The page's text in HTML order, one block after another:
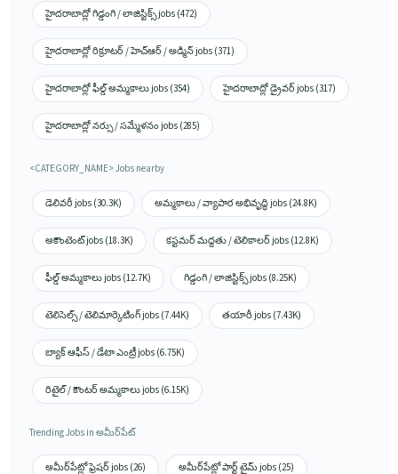
హైదరాబాద్లో గిడ్డంగి / లాజిస్టిక్స్ jobs (472)
హైదరాబాద్లో రిక్రూటర్ / హెచ్ఆర్ / అడ్మిన్ jobs (371)
హైదరాబాద్లో ఫీల్డ్ అమ్మకాలు jobs (354) హైదరాబాద్లో డ్రైవర్ jobs (317)
హైదరాబాద్లో నర్సు / సమ్మేళనం jobs (285)
<CATEGORY_NAME> Jobs nearby
డెలివరీ jobs (30.3K) అమ్మకాలు / వ్యాపార అభివృద్ధి jobs (24.8K)
అకౌంటెంట్ jobs (18.3K) కస్టమర్ మద్దతు / టెలికాలర్ jobs (12.8K)
ఫీల్డ్ అమ్మకాలు jobs (12.7K) గిడ్డంగి / లాజిస్టిక్స్ jobs (8.25K)
టెలిసెల్స్ / టెలిమార్కెటింగ్ jobs (7.44K) తయారీ jobs (7.43K)
బ్యాక్ ఆఫీస్ / డేటా ఎంట్రీ jobs (6.75K)
రిటైల్ / కౌంటర్ అమ్మకాలు jobs (6.15K)
Trending Jobs in అమీర్‌పేట్
అమీర్‌పేట్లో ఫ్రెషర్ jobs (26) అమీర్‌పేట్లో పార్ట్ టైమ్ jobs (25)